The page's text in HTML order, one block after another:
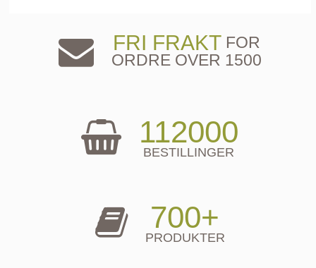
FRI FRAKTFOR
ORDRE OVER 1500
112000
BESTILLINGER
700+
PRODUKTER